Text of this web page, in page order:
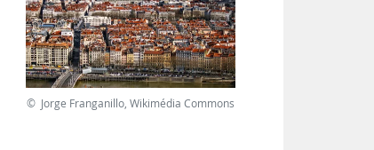
© Jorge Franganillo, Wikimédia Commons